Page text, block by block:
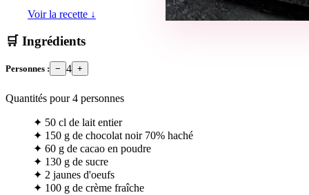
Voir la recette ↓
🛒 Ingrédients
Personnes : − 4 +
Quantités pour4 personnes
✦ 50 cl de lait entier
✦ 150 g de chocolat noir 70% haché
✦ 60 g de cacao en poudre
✦ 130 g de sucre
✦ 2 jaunes d'oeufs
✦ 100 g de crème fraîche